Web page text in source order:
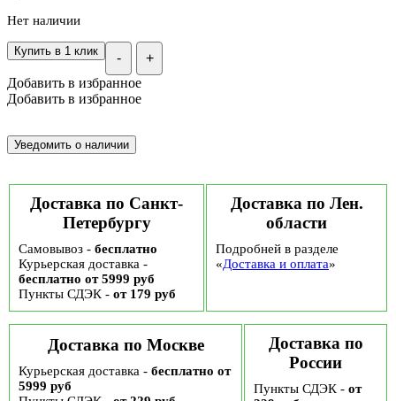
Нет наличии
- +
Купить в 1 клик
Добавить в избранное
Добавить в избранное
Доставка по Санкт-
Петербургу
Самовывоз - бесплатно
Курьерская доставка -
бесплатно от 5999 руб
Пункты СДЭК - от 179 руб
Доставка по Лен.
области
Подробней в разделе
«Доставка и оплата»
Доставка по Москве
Курьерская доставка - бесплатно от
5999 руб
Доставка по
России
Пункты СДЭК - от